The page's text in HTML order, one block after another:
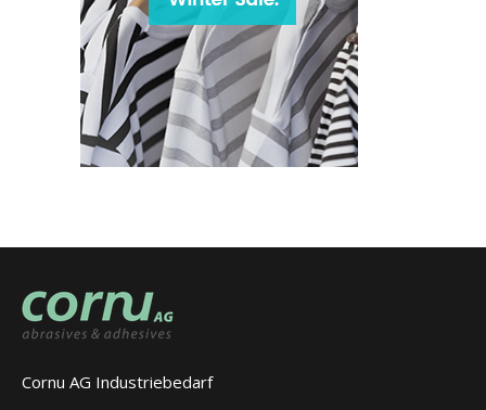
Cornu AG Industriebedarf